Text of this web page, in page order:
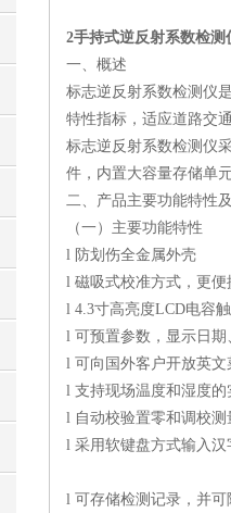
2手持式逆反射系数检测
一、概述
标志逆反射系数检测仪
特性指标，适应道路交
标志逆反射系数检测仪
件，内置大容量存储单
二、产品主要功能特性
（一）主要功能特性
l 防划伤全金属外壳
l 磁吸式校准方式，更便
l 4.3寸高亮度LCD电容
l 可预置参数，显示日
l 可向国外客户开放英
l 支持现场温度和湿度的
l 自动校验置零和调校测
l 采用软键盘方式输入
l 可存储检测记录，并